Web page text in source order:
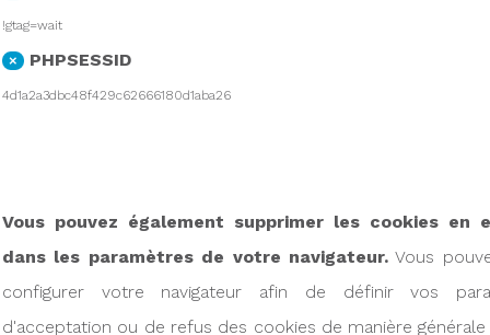
!gtag=wait
× PHPSESSID
4d1a2a3dbc48f429c62666180d1aba26
Vous pouvez également supprimer les cookies en
dans les paramètres de votre navigateur.Vous
configurer votre navigateur afin de définir vos
d'acceptation ou de refus des cookies de manière